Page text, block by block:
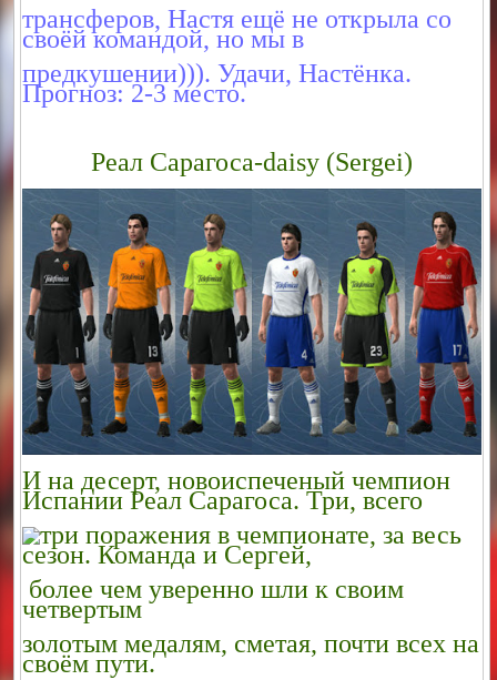
трансферов, Настя ещё не открыла со
своёй командой, но мы в
предкушении))). Удачи, Настёнка.
Прогноз: 2-3 место.
Реал Сарагоса-daisy (Sergei)
И на десерт, новоиспеченый чемпион
Испании Реал Сарагоса. Три, всего
три поражения в чемпионате, за весь
сезон. Команда и Сергей,
более чем уверенно шли к своим
четвертым
золотым медалям, сметая, почти всех на
своём пути.